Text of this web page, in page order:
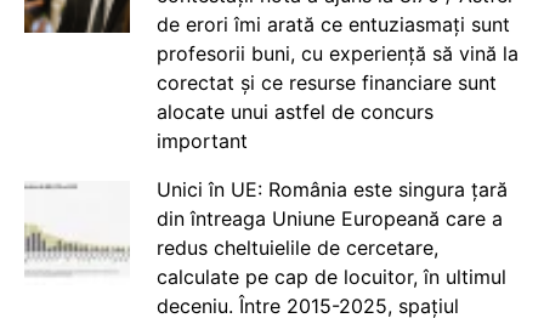
de erori îmi arată ce entuziasmați sunt
profesorii buni, cu experiență să vină la
corectat și ce resurse financiare sunt
alocate unui astfel de concurs
important
Unici în UE: România este singura țară
din întreaga Uniune Europeană care a
redus cheltuielile de cercetare,
calculate pe cap de locuitor, în ultimul
deceniu. Între 2015-2025, spațiul